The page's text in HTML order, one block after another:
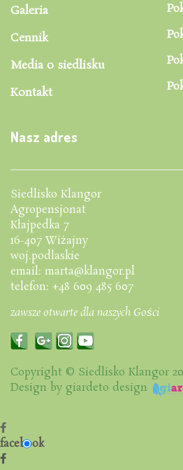
Galeria
Cennik
Media o siedlisku
Kontakt
Nasz adres
Siedlisko Klangor
Agropensjonat
Kłajpedka 7
16-407 Wiżajny
woj.podlaskie
email: marta@klangor.pl
telefon: +48 609 485 607
zawsze otwarte dla naszych Gości
Copyright © Siedlisko Klangor
Design by giardeto design
facebook